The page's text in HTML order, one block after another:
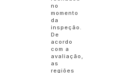
no
momento
da
inspeção.
De
acordo
com a
avaliação,
as
regiões